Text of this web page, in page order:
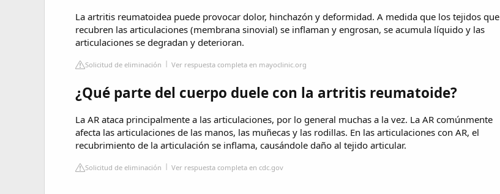
La artritis reumatoidea puede provocar dolor, hinchazón y deformidad. A medida que los tejidos que
recubren las articulaciones (membrana sinovial) se inflaman y engrosan, se acumula líquido y las
articulaciones se degradan y deterioran.
Solicitud de eliminación Ver respuesta completa en mayoclinic.org
¿Qué parte del cuerpo duele con la artritis reumatoide?
La AR ataca principalmente a las articulaciones, por lo general muchas a la vez. La AR comúnmente
afecta las articulaciones de las manos, las muñecas y las rodillas. En las articulaciones con AR, el
recubrimiento de la articulación se inflama, causándole daño al tejido articular.
Solicitud de eliminación Ver respuesta completa en cdc.gov